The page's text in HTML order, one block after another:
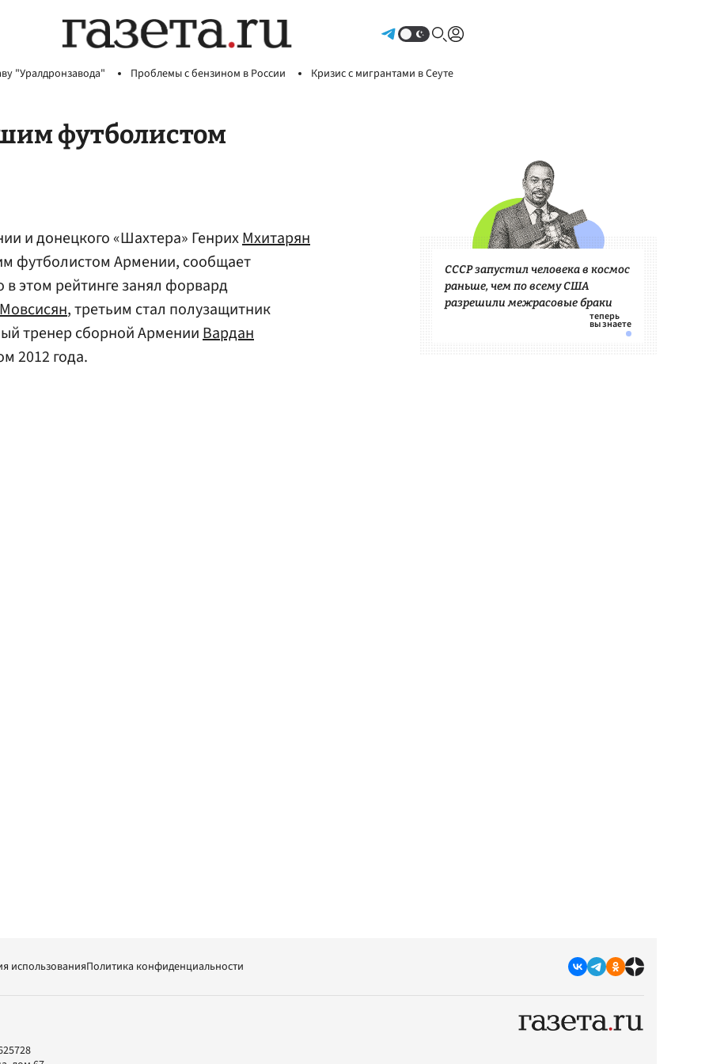
"Уралдронзавода" Проблемы с бензином в России Кризис с мигрантами в Сеуте
футболистом
и донецкого «Шахтера» ГенрихМхитарян
футболистом Армении, сообщает
в этом рейтинге занял форвард
, третьим стал полузащитник
тренер сборной АрменииВардан
2012 года.
СССР запустил человека в космос
раньше, чем по всему США
разрешили межрасовые браки
использованияПолитика конфиденциальности